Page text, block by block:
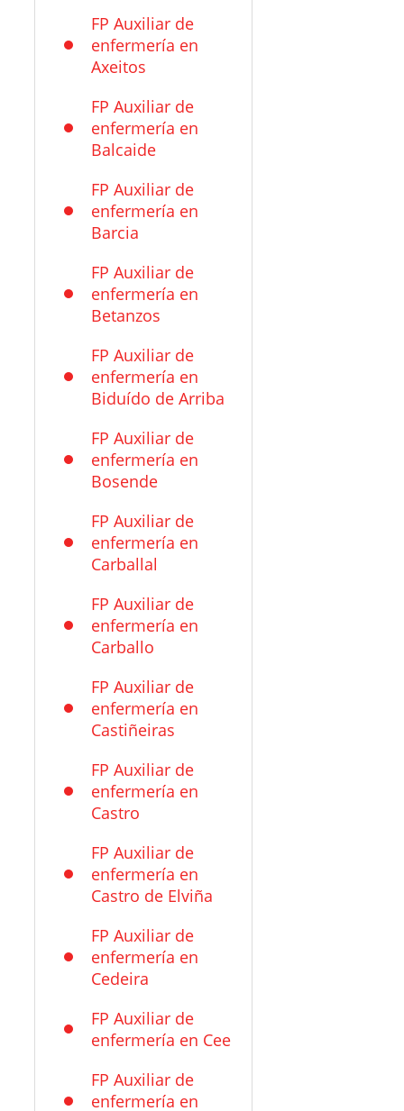
FP Auxiliar de
enfermería en
Axeitos
FP Auxiliar de
enfermería en
Balcaide
FP Auxiliar de
enfermería en
Barcia
FP Auxiliar de
enfermería en
Betanzos
FP Auxiliar de
enfermería en
Biduído de Arriba
FP Auxiliar de
enfermería en
Bosende
FP Auxiliar de
enfermería en
Carballal
FP Auxiliar de
enfermería en
Carballo
FP Auxiliar de
enfermería en
Castiñeiras
FP Auxiliar de
enfermería en
Castro
FP Auxiliar de
enfermería en
Castro de Elviña
FP Auxiliar de
enfermería en
Cedeira
FP Auxiliar de
enfermería en Cee
FP Auxiliar de
enfermería en